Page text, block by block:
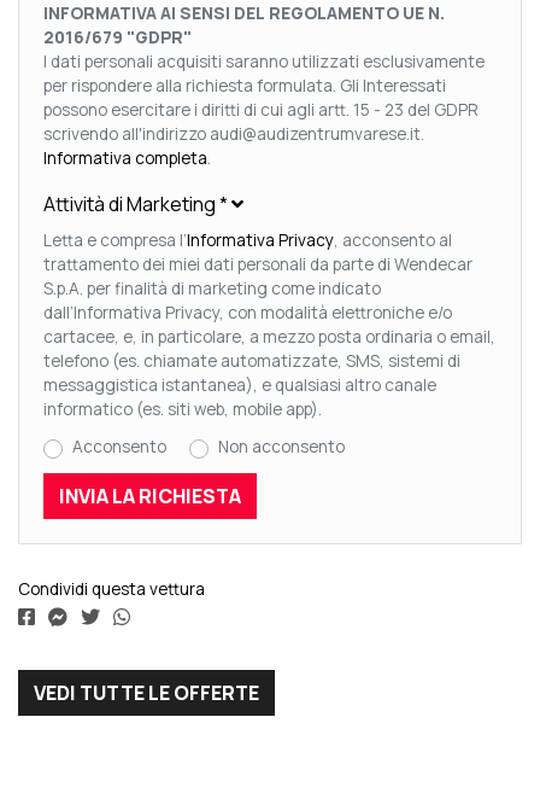
INFORMATIVA AI SENSI DEL REGOLAMENTO UE N.
2016/679 "GDPR"
I dati personali acquisiti saranno utilizzati esclusivamente
per rispondere alla richiesta formulata. Gli Interessati
possono esercitare i diritti di cui agli artt. 15 - 23 del GDPR
scrivendo all'indirizzo audi@audizentrumvarese.it.
Informativa completa.
Attività di Marketing*
Letta e compresa l’Informativa Privacy, acconsento al
trattamento dei miei dati personali da parte di Wendecar
S.p.A. per finalità di marketing come indicato
dall’Informativa Privacy, con modalità elettroniche e/o
cartacee, e, in particolare, a mezzo posta ordinaria o email,
telefono (es. chiamate automatizzate, SMS, sistemi di
messaggistica istantanea), e qualsiasi altro canale
informatico (es. siti web, mobile app).
Acconsento
Non acconsento
Condividi questa vettura
VEDI TUTTE LE OFFERTE